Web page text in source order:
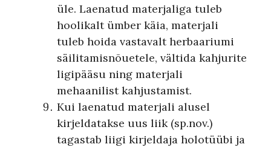
üle. Laenatud materjaliga tuleb
hoolikalt ümber käia, materjali
tuleb hoida vastavalt herbaariumi
säilitamisnõuetele, vältida kahjurite
ligipääsu ning materjali
mehaanilist kahjustamist.
Kui laenatud materjali alusel
kirjeldatakse uus liik (sp.nov.)
tagastab liigi kirjeldaja holotüübi ja